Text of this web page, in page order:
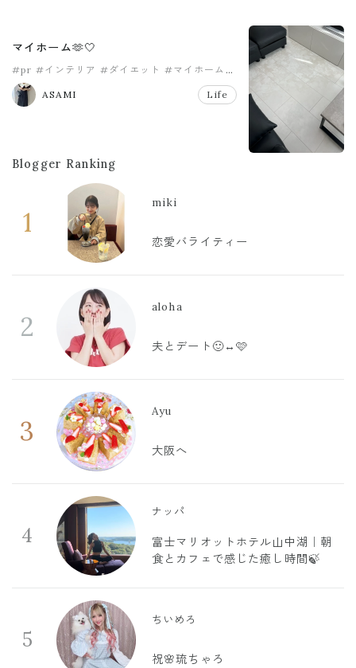
マイホーム🫶🤍
#pr #インテリア #ダイエット #マイホーム
#リビング
ASAMI
Life
Blogger Ranking
1
miki
恋愛バライティー
2
aloha
夫とデート🙂‍↔️🩷
3
Ayu
大阪へ
4
ナッパ
富士マリオットホテル山中湖｜朝
食とカフェで感じた癒し時間🍃
5
ちいめろ
祝🌸琉ちゃろ